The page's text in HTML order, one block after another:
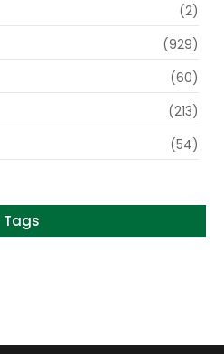
(2)
(929)
(60)
(213)
(54)
Tags